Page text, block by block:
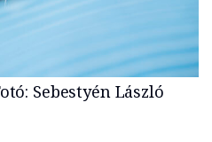
Sebestyén László